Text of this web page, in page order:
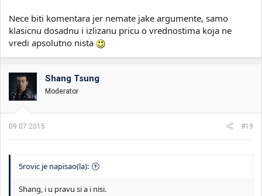
Nece biti komentara jer nemate jake argumente, samo
klasicnu dosadnu i izlizanu pricu o vrednostima koja ne
vredi apsolutno nista
Shang Tsung
Moderator
09.07.2015. #19
5rovic je napisao(la):
Shang, i u pravu si a i nisi.